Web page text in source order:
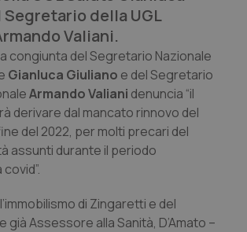
Giulia
& coronaropatie
Atopica
Segretario della UGL
Valiani.
congiunta del Segretario Nazionale
Gianluca Giuliano e del Segretario
Armando Valiani denuncia “il
derivare dal mancato rinnovo del
del 2022, per molti precari del
assunti durante il periodo
di Zingaretti e del
già Assessore alla Sanità, D’Amato –